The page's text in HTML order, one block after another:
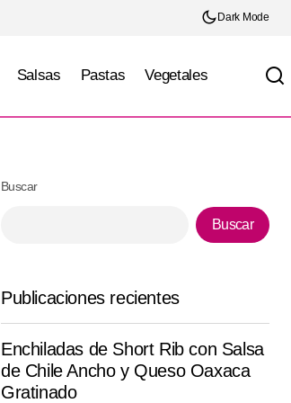
Dark Mode
Salsas Pastas Vegetales
Buscar
Buscar
Publicaciones recientes
Enchiladas de Short Rib con Salsa
de Chile Ancho y Queso Oaxaca
Gratinado